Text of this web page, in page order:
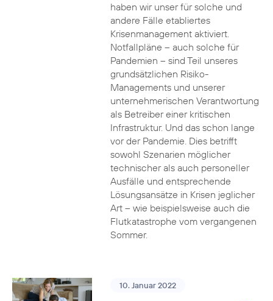
haben wir unser für solche und
andere Fälle etabliertes
Krisenmanagement aktiviert.
Notfallpläne – auch solche für
Pandemien – sind Teil unseres
grundsätzlichen Risiko-
Managements und unserer
unternehmerischen Verantwortung
als Betreiber einer kritischen
Infrastruktur. Und das schon lange
vor der Pandemie. Dies betrifft
sowohl Szenarien möglicher
technischer als auch personeller
Ausfälle und entsprechende
Lösungsansätze in Krisen jeglicher
Art – wie beispielsweise auch die
Flutkatastrophe vom vergangenen
Sommer.
10. Januar 2022